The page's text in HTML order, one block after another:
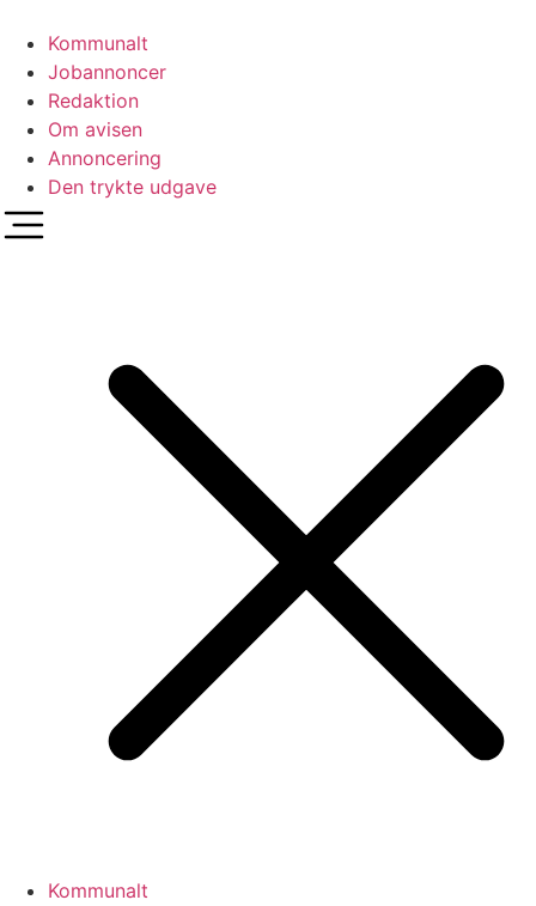
indhold
Kommunalt
Jobannoncer
Redaktion
Om avisen
Annoncering
Den trykte udgave
Kommunalt